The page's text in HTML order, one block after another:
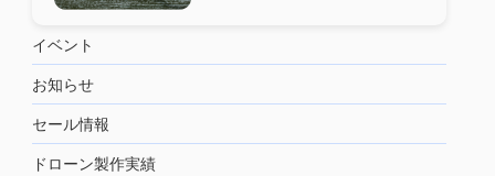
イベント
お知らせ
セール情報
ドローン製作実績